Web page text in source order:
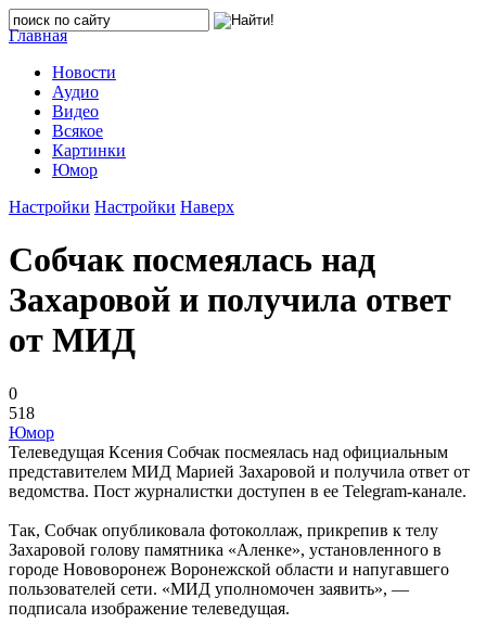
Главная
Новости
Аудио
Видео
Всякое
Картинки
Юмор
Настройки Настройки Наверх
Собчак посмеялась над
Захаровой и получила ответ
от МИД
0
518
Юмор
Телеведущая Ксения Собчак посмеялась над официальным
представителем МИД Марией Захаровой и получила ответ от
ведомства. Пост журналистки доступен в ее Telegram-канале.
Так, Собчак опубликовала фотоколлаж, прикрепив к телу
Захаровой голову памятника «Аленке», установленного в
городе Нововоронеж Воронежской области и напугавшего
пользователей сети. «МИД уполномочен заявить», —
подписала изображение телеведущая.